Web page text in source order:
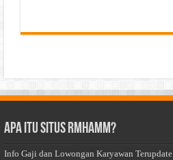
Apa Itu Situs Rmhamm?
Info Gaji dan Lowongan Karyawan Terupdate